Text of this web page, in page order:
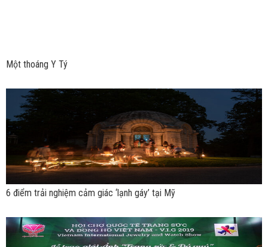
Một thoáng Y Tý
6 điểm trải nghiệm cảm giác ‘lạnh gáy’ tại Mỹ